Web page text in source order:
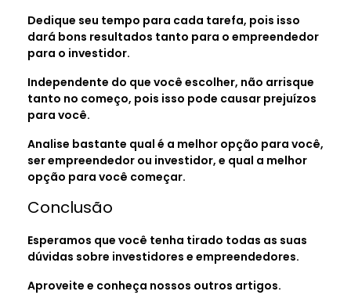
Dedique seu tempo para cada tarefa, pois isso
dará bons resultados tanto para o empreendedor
para o investidor.
Independente do que você escolher, não arrisque
tanto no começo, pois isso pode causar prejuízos
para você.
Analise bastante qual é a melhor opção para você,
ser empreendedor ou investidor, e qual a melhor
opção para você começar.
Conclusão
Esperamos que você tenha tirado todas as suas
dúvidas sobre investidores e empreendedores.
Aproveite e conheça nossos outros artigos.